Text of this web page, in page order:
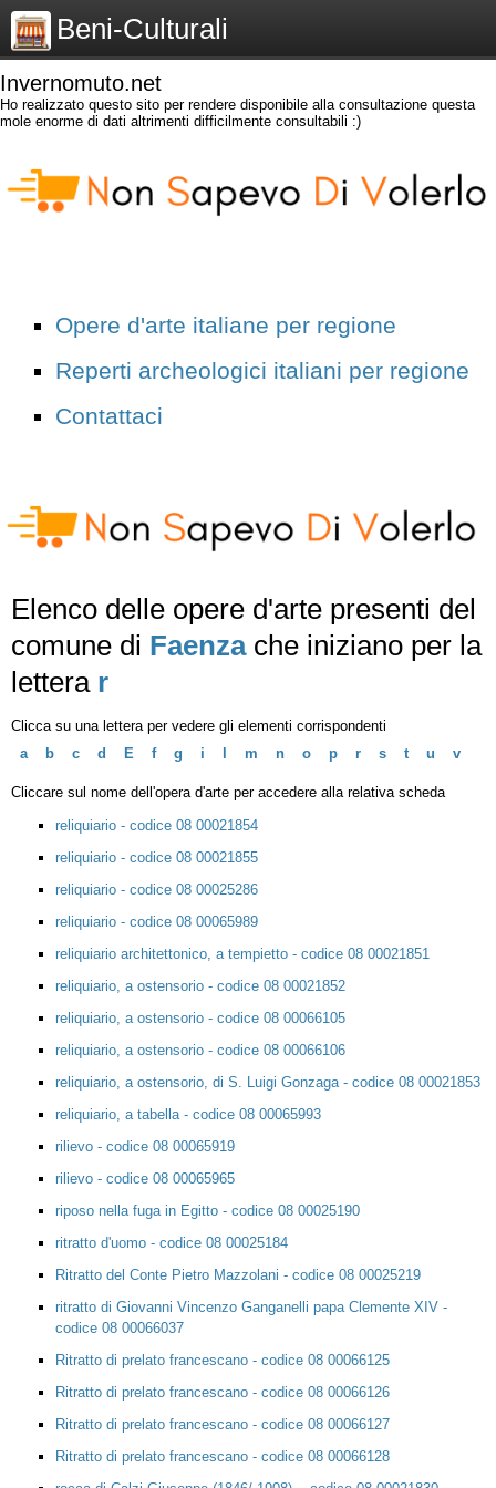
Beni-Culturali
Invernomuto.net
Ho realizzato questo sito per rendere disponibile alla consultazione questa
mole enorme di dati altrimenti difficilmente consultabili :)
Opere d'arte italiane per regione
Reperti archeologici italiani per regione
Contattaci
Elenco delle opere d'arte presenti del
comune di Faenzache iniziano per la
lettera r
Clicca su una lettera per vedere gli elementi corrispondenti
a
b c d E f g i m n o p r s t u v
Cliccare sul nome dell'opera d'arte per accedere alla relativa scheda
reliquiario - codice 08 00021854
reliquiario - codice 08 00021855
reliquiario - codice 08 00025286
reliquiario - codice 08 00065989
reliquiario architettonico, a tempietto - codice 08 00021851
reliquiario, a ostensorio - codice 08 00021852
reliquiario, a ostensorio - codice 08 00066105
reliquiario, a ostensorio - codice 08 00066106
reliquiario, a ostensorio, di S. Luigi Gonzaga - codice 08 00021853
reliquiario, a tabella - codice 08 00065993
rilievo - codice 08 00065919
rilievo - codice 08 00065965
riposo nella fuga in Egitto - codice 08 00025190
ritratto d'uomo - codice 08 00025184
Ritratto del Conte Pietro Mazzolani - codice 08 00025219
ritratto di Giovanni Vincenzo Ganganelli papa Clemente XIV -
codice 08 00066037
Ritratto di prelato francescano - codice 08 00066125
Ritratto di prelato francescano - codice 08 00066126
Ritratto di prelato francescano - codice 08 00066127
Ritratto di prelato francescano - codice 08 00066128